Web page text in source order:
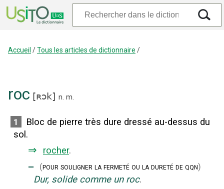
Accueil /Tous les articles de dictionnaire /
roc [ʀɔk] n. m.
1
Bloc de pierre très dure dressé au-dessus du
sol.
⇒ rocher.
‒ (pour souligner la fermeté ou la dureté de qqn)
Dur, solide comme un roc.